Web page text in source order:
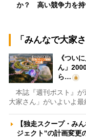
か？ 高い競争力を
「みんなで大家
《つい
ん」
ら…
本誌『週刊ポスト』が
大家さん」がいよいよ
【独走スクープ・み
ジェクト”の計画変更